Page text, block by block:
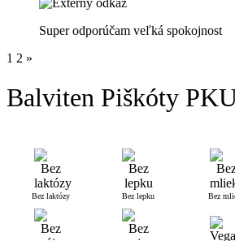
Super odporúčam veľká spokojnost
1 2 »
Balviten Piškóty
Bez laktózy Bez lepku Bez